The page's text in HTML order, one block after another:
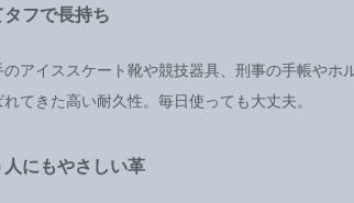
フで長持ち
アイススケート靴や競技器具、刑事の手帳やホ
てきた高い耐久性。毎日使っても大丈夫。
にもやさしい革